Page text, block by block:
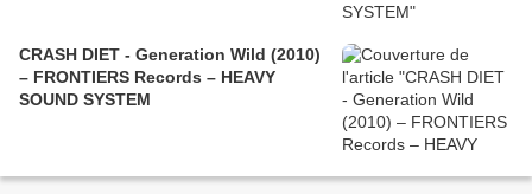
CRASH DIET - Generation Wild (2010)
– FRONTIERS Records – HEAVY
SOUND SYSTEM